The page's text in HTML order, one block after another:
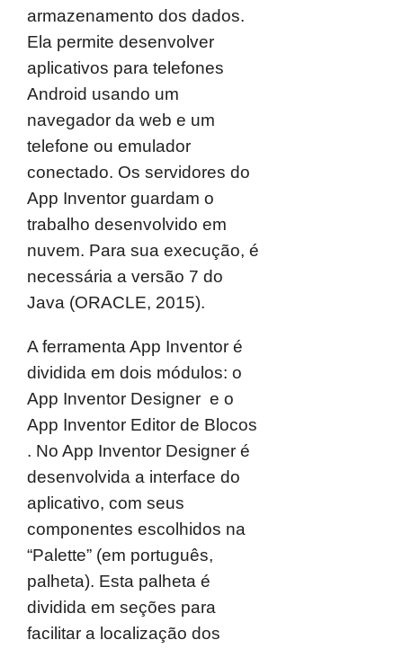
armazenamento dos dados.
Ela permite desenvolver
aplicativos para telefones
Android usando um
navegador da web e um
telefone ou emulador
conectado. Os servidores do
App Inventor guardam o
trabalho desenvolvido em
nuvem. Para sua execução, é
necessária a versão 7 do
Java (ORACLE, 2015).
A ferramenta App Inventor é
dividida em dois módulos: o
App Inventor Designer e o
App Inventor Editor de Blocos
. No App Inventor Designer é
desenvolvida a interface do
aplicativo, com seus
componentes escolhidos na
“Palette” (em português,
palheta). Esta palheta é
dividida em seções para
facilitar a localização dos